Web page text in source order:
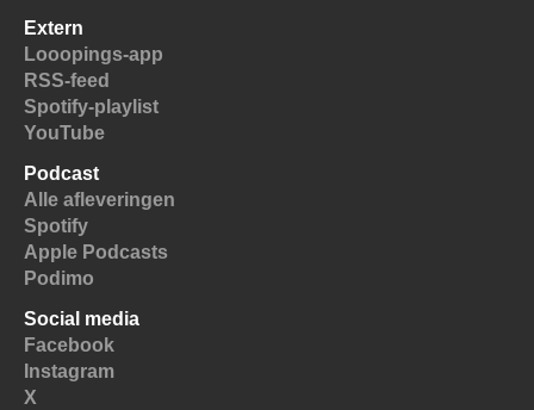
Extern
Looopings-app
RSS-feed
Spotify-playlist
YouTube
Podcast
Alle afleveringen
Spotify
Apple Podcasts
Podimo
Social media
Facebook
Instagram
X